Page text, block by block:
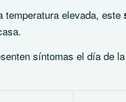
temperatura elevada, este
síntomas el día de